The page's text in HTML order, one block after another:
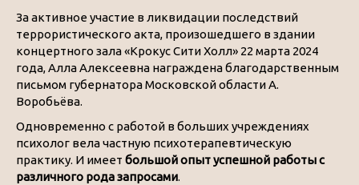
За активное участие в ликвидации последствий
террористического акта, произошедшего в здании
концертного зала «Крокус Сити Холл» 22 марта 2024
года, Алла Алексеевна награждена благодарственным
письмом губернатора Московской области А.
Воробьёва.
Одновременно с работой в больших учреждениях
психолог вела частную психотерапевтическую
практику. И имеет большой опыт успешной работы с
различного рода запросами.